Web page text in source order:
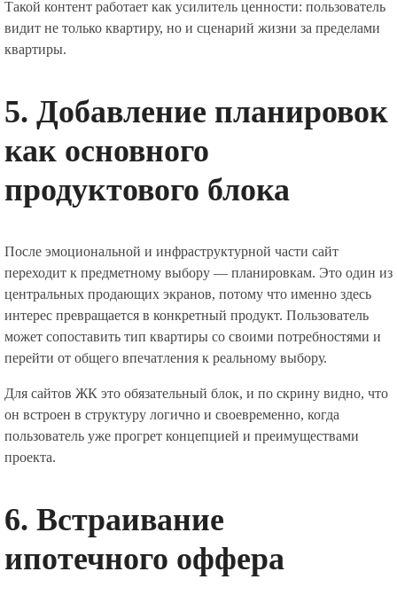
Такой контент работает как усилитель ценности: пользователь
видит не только квартиру, но и сценарий жизни за пределами
квартиры.
5. Добавление планировок
как основного
продуктового блока
После эмоциональной и инфраструктурной части сайт
переходит к предметному выбору — планировкам. Это один из
центральных продающих экранов, потому что именно здесь
интерес превращается в конкретный продукт. Пользователь
может сопоставить тип квартиры со своими потребностями и
перейти от общего впечатления к реальному выбору.
Для сайтов ЖК это обязательный блок, и по скрину видно, что
он встроен в структуру логично и своевременно, когда
пользователь уже прогрет концепцией и преимуществами
проекта.
6. Встраивание
ипотечного оффера